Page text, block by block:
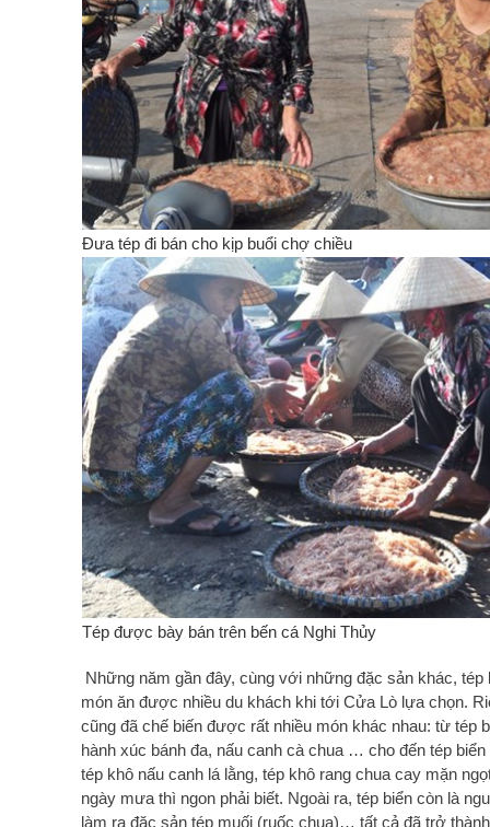
Đưa tép đi bán cho kịp buổi chợ chiều
Tép được bày bán trên bến cá Nghi Thủy
Những năm gần đây, cùng với những đặc sản khác, tép
món ăn được nhiều du khách khi tới Cửa Lò lựa chọn.
cũng đã chế biến được rất nhiều món khác nhau: từ tép
hành xúc bánh đa, nấu canh cà chua … cho đến tép
tép khô nấu canh lá lằng, tép khô rang chua cay mặn
ngày mưa thì ngon phải biết. Ngoài ra, tép biển còn là
làm ra đặc sản tép muối (ruốc chua)… tất cả đã trở